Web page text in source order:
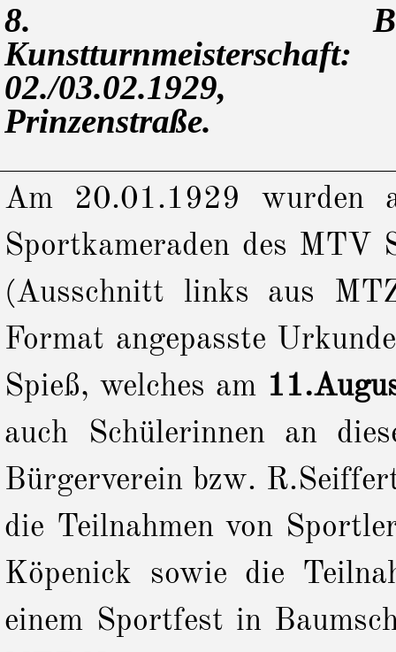
8.
Kunstturnmeisterschaft:
02./03.02.1929,
Prinzenstraße.
Am 20.01.1929 wurden
Sportkameraden des MTV
(Ausschnitt links aus
Format angepasste
Spieß, welches am
auch Schülerinnen an
Bürgerverein bzw.
die Teilnahmen von
Köpenick sowie die
einem Sportfest in